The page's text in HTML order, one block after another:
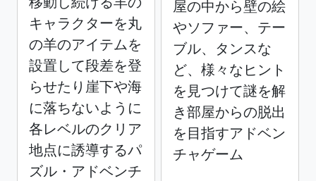
キャラクターを丸
の羊のアイテムを
設置して段差を登
らせたり崖下や海
に落ちないように
各レベルのクリア
地点に誘導するパ
ズル・アドベンチ
屋の中から壁の絵
やソファー、テー
ブル、タンスな
ど、様々なヒント
を見つけて謎を解
き部屋からの脱出
を目指すアドベン
チャゲーム